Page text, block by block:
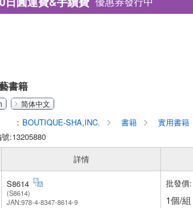
書籍
简体中文
BOUTIQUE-SHA,INC. 書籍 實用書籍
:13205880
詳情
S8614
(S8614)
JAN:978-4-8347-8614-9
批發價:
1個/組